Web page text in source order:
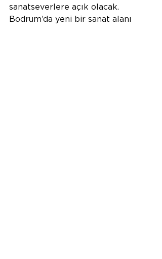
sanatseverlere açık olacak.
Bodrum’da yeni bir sanat alanı